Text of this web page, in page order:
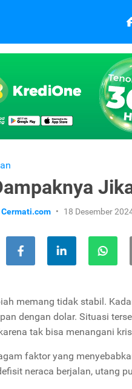
Cermati.com 18 Desember
memang tidak stabil.
dengan dolar. Situasi
tak bisa menangani
faktor yang
neraca berjalan, utang